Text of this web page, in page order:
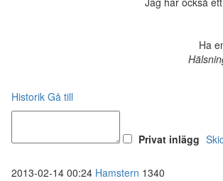
Ha
Historik Gå till
Privat inlägg
2013-02-14 00:24 Hamstern 1340